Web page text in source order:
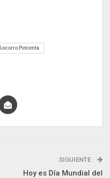
Pimienta
SIGUIENTE
Hoy es Día Mundial del